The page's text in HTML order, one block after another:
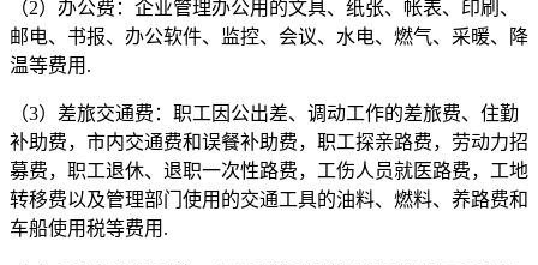
（2）办公费：企业管理办公用的文具、纸张、帐表、印刷、
邮电、书报、办公软件、监控、会议、水电、燃气、采暖、降
温等费用.
（3）差旅交通费：职工因公出差、调动工作的差旅费、住勤
补助费，市内交通费和误餐补助费，职工探亲路费，劳动力招
募费，职工退休、退职一次性路费，工伤人员就医路费，工地
转移费以及管理部门使用的交通工具的油料、燃料、养路费和
车船使用税等费用.